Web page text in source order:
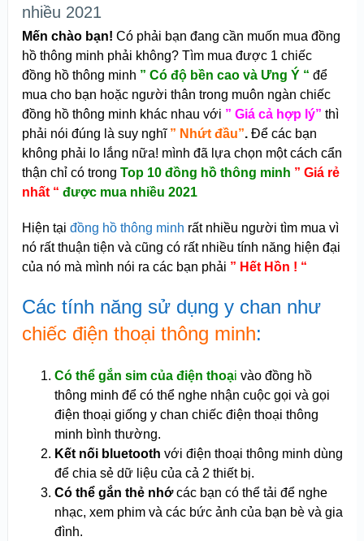
nhiều 2021
Mến chào bạn! Có phải bạn đang cần muốn mua đồng
hồ thông minh phải không? Tìm mua được 1 chiếc
đồng hồ thông minh ” Có độ bền cao và Ưng Ý “ để
mua cho bạn hoặc người thân trong muôn ngàn chiếc
đồng hồ thông minh khác nhau với ” Giá cả hợp lý” thì
phải nói đúng là suy nghĩ” Nhứt đầu”.Để các bạn
không phải lo lắng nữa! mình đã lựa chọn một cách cẩn
thận chỉ có trong Top 10 đồng hồ thông minh ” Giá rẻ
nhất “ được mua nhiều 2021
Hiện tại đồng hồ thông minh rất nhiều người tìm mua vì
nó rất thuận tiện và cũng có rất nhiều tính năng hiện đại
của nó mà mình nói ra các bạn phải ” Hết Hồn ! “
Các tính năng sử dụng y chan như
chiếc điện thoại thông minh:
Có thể gắn sim của điện thoại vào đồng hồ
thông minh để có thể nghe nhận cuộc gọi và gọi
điện thoại giống y chan chiếc điện thoại thông
minh bình thường.
Kết nối bluetooth với điện thoại thông minh dùng
để chia sẻ dữ liệu của cả 2 thiết bị.
Có thể gắn thẻ nhớcác bạn có thể tải để nghe
nhạc, xem phim và các bức ảnh của bạn bè và gia
đình.